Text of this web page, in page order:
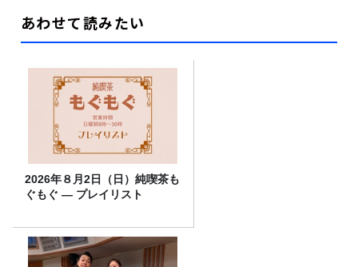
あわせて読みたい
2026年８月2日（日）純喫茶も
ぐもぐ ― プレイリスト